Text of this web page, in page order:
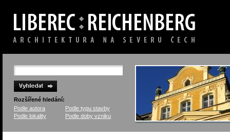
Rozšířené hledání:
Podle autora
Podle typu stavby
Podle lokality
Podle doby vzniku